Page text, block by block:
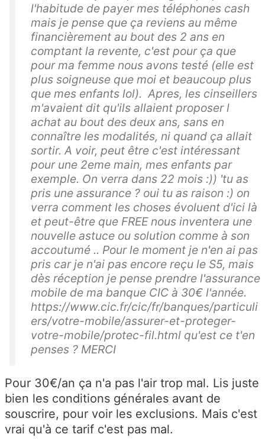
l'habitude de payer mes téléphones cash
mais je pense que ça reviens au même
financièrement au bout des 2 ans en
comptant la revente, c'est pour ça que
pour ma femme nous avons testé (elle est
plus soigneuse que moi et beaucoup plus
que mes enfants lol). Apres, les cinseillers
m'avaient dit qu'ils allaient proposer l
achat au bout des deux ans, sans en
connaître les modalités, ni quand ça allait
sortir. A voir, peut être c'est intéressant
pour une 2eme main, mes enfants par
exemple. On verra dans 22 mois :)) 'tu as
pris une assurance ? oui tu as raison :) on
verra comment les choses évoluent d'ici là
et peut-être que FREE nous inventera une
nouvelle astuce ou solution comme à son
accoutumé .. Pour le moment je n'en ai pas
pris car je n'ai pas encore reçu le S5, mais
dès réception je pense prendre l'assurance
mobile de ma banque CIC à 30€ l'année.
https://www.cic.fr/cic/fr/banques/particuli
ers/votre-mobile/assurer-et-proteger-
votre-mobile/protec-fil.html qu'est ce t'en
penses ? MERCI
Pour 30€/an ça n'a pas l'air trop mal. Lis juste
bien les conditions générales avant de
souscrire, pour voir les exclusions. Mais c'est
vrai qu'à ce tarif c'est pas mal.